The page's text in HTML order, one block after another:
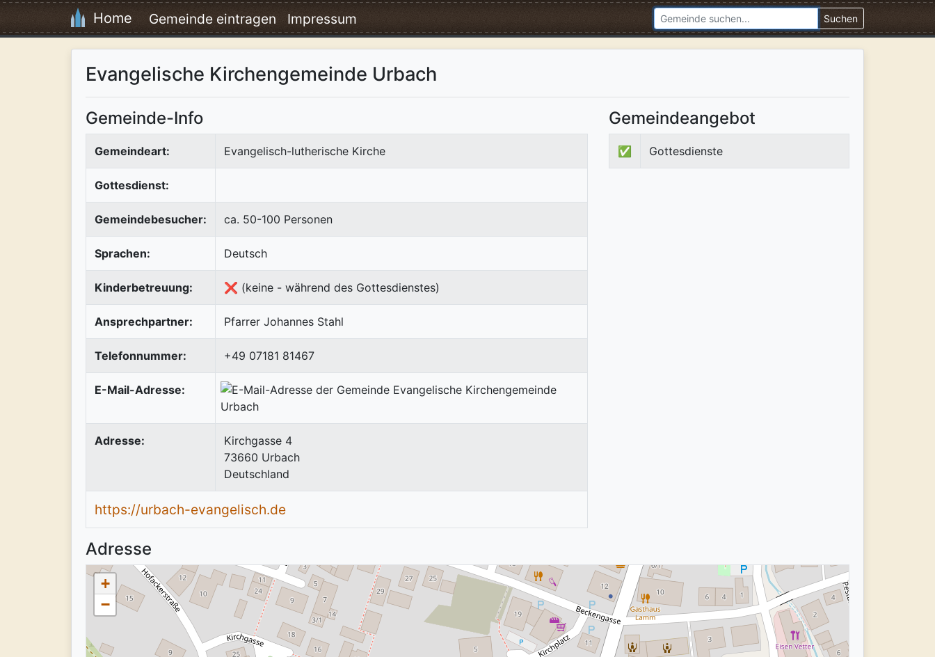
Home Gemeinde eintragen Impressum Suchen
Evangelische Kirchengemeinde Urbach
Gemeinde-Info
Gemeindeart: Evangelisch-lutherische Kirche
Gottesdienst:
Gemeindebesucher: ca. 50-100 Personen
Sprachen: Deutsch
Kinderbetreuung: ❌ (keine - während des Gottesdienstes)
Ansprechpartner: Pfarrer Johannes Stahl
Telefonnummer: +49 07181 81467
E-Mail-Adresse:
Adresse:
Kirchgasse 4
73660 Urbach
Deutschland
https://urbach-evangelisch.de
Gemeindeangebot
✅ Gottesdienste
Adresse
+
−